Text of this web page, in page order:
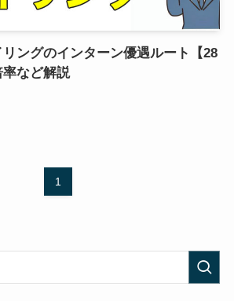
ングのインターン優遇ルート【28
など解説
1